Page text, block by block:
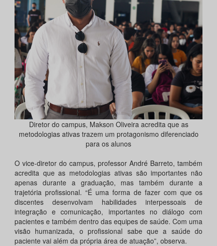
Diretor do campus, Makson Oliveira acredita que as
metodologias ativas trazem um protagonismo diferenciado
para os alunos
O vice-diretor do campus, professor André Barreto, também
acredita que as metodologias ativas são importantes não
apenas durante a graduação, mas também durante a
trajetória profissional. “É uma forma de fazer com que os
discentes desenvolvam habilidades interpessoais de
integração e comunicação, importantes no diálogo com
pacientes e também dentro das equipes de saúde. Com uma
visão humanizada, o profissional sabe que a saúde do
paciente vai além da própria área de atuação”, observa.